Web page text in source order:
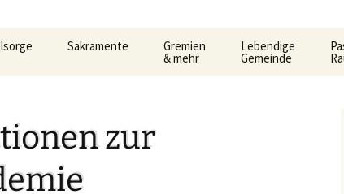
Flüchtlingshilfe – Caritas
im Bistum
Notruf
Sakramente Gremien
& mehr
Lebendige
Gemeinde
zur